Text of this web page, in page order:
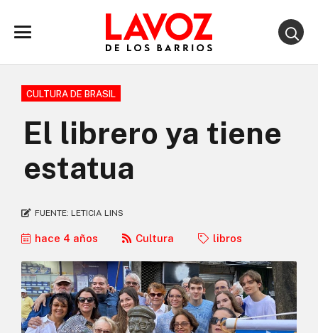
CULTURA DE BRASIL
El librero ya tiene
estatua
FUENTE: LETICIA LINS
hace 4 años Cultura libros